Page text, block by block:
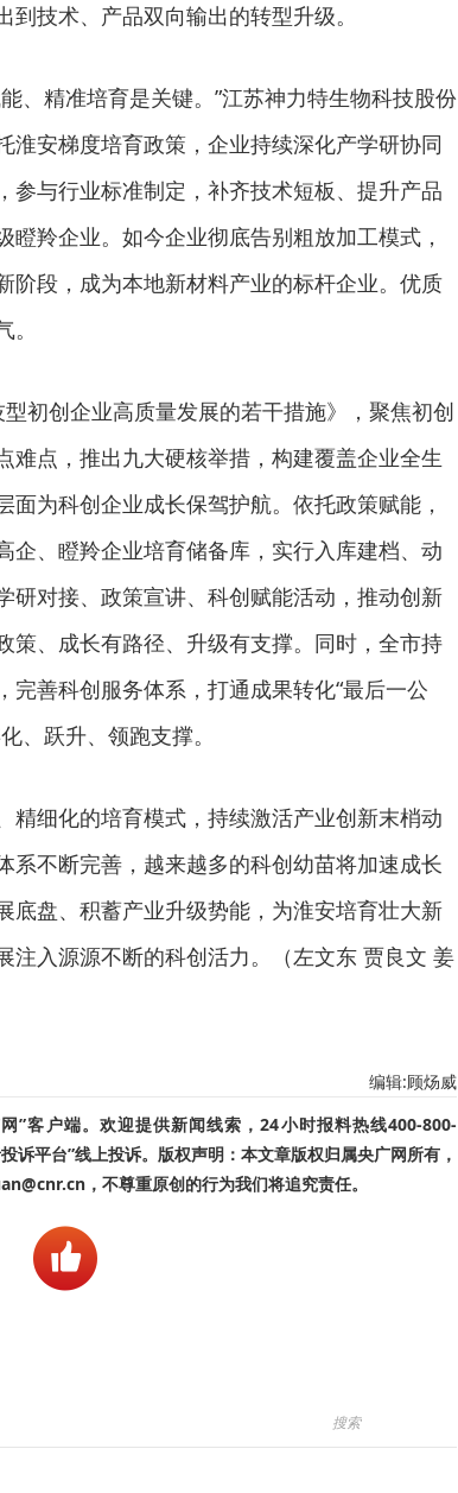
技术、产品双向输出的转型升级。
、精准培育是关键。”江苏神力特生物科技股份
淮安梯度培育政策，企业持续深化产学研协同
参与行业标准制定，补齐技术短板、提升产品
羚企业。如今企业彻底告别粗放加工模式，
阶段，成为本地新材料产业的标杆企业。优质
初创企业高质量发展的若干措施》，聚焦初创
难点，推出九大硬核举措，构建覆盖企业全生
为科创企业成长保驾护航。依托政策赋能，
企、瞪羚企业培育储备库，实行入库建档、动
研对接、政策宣讲、科创赋能活动，推动创新
策、成长有路径、升级有支撑。同时，全市持
善科创服务体系，打通成果转化“最后一公
、跃升、领跑支撑。
精细化的培育模式，持续激活产业创新末梢动
系不断完善，越来越多的科创幼苗将加速成长
底盘、积蓄产业升级势能，为淮安培育壮大新
注入源源不断的科创活力。（左文东 贾良文 姜
编辑:顾炀威
”客户端。欢迎提供新闻线索，24小时报料热线400-800-
诉平台”线上投诉。版权声明：本文章版权归属央广网所有，
，不尊重原创的行为我们将追究责任。